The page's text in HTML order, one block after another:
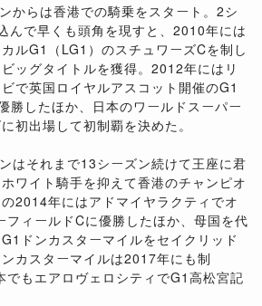
からは香港での騎乗をスタート。2シ
んで早くも頭角を現すと、2010年には
ルG1（LG1）のスチュワーズCを制し
ッグタイトルを獲得。2012年にはリ
で英国ロイヤルアスコット開催のG1
勝したほか、日本のワールドスーパー
初出場して初制覇を決めた。
はそれまで13シーズン続けて王座に君
ワイト騎手を抑えて香港のチャンピオ
2014年にはアドマイヤラクティでオ
フィールドCに優勝したほか、母国を代
ドンカスターマイルをセイクリッド
カスターマイルは2017年にも制
もエアロヴェロシティでG1高松宮記